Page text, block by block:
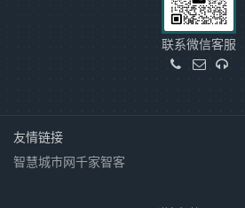
联系微信客服
友情链接
智慧城市网千家智客